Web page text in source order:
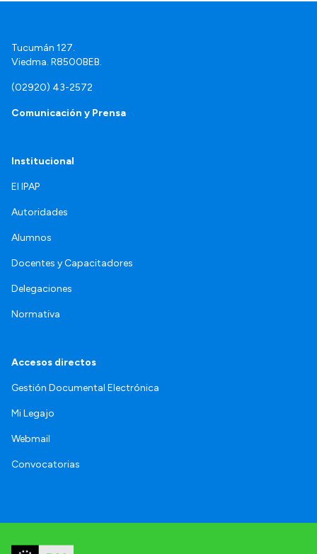
Tucumán 127.
Viedma. R8500BEB.
(02920) 43-2572
Comunicación y Prensa
Institucional
El IPAP
Autoridades
Alumnos
Docentes y Capacitadores
Delegaciones
Normativa
Accesos directos
Gestión Documental Electrónica
Mi Legajo
Webmail
Convocatorias